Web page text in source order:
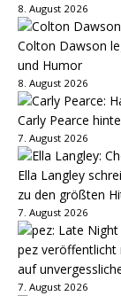
8. August 2026
Colton Dawson
und Humor
8. August 2026
Carly Pearce
7. August 2026
Ella Langley
zu den größten
7. August 2026
pez veröffentlicht
auf
7. August 2026